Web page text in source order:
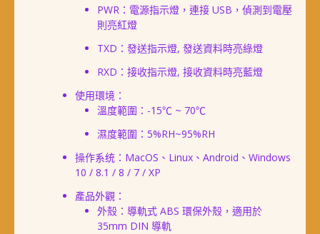
PWR：電源指示燈，連接 USB，偵測到電壓
則亮紅燈
TXD：發送指示燈, 發送資料時亮綠燈
RXD：接收指示燈, 接收資料時亮藍燈
使用環境：
溫度範圍：-15℃ ~ 70℃
濕度範圍：5%RH~95%RH
操作系统：MacOS、Linux、Android、Windows
10 / 8.1 / 8 / 7 / XP
產品外觀：
外殼：導軌式 ABS 環保外殼，適用於
35mm DIN 導軌